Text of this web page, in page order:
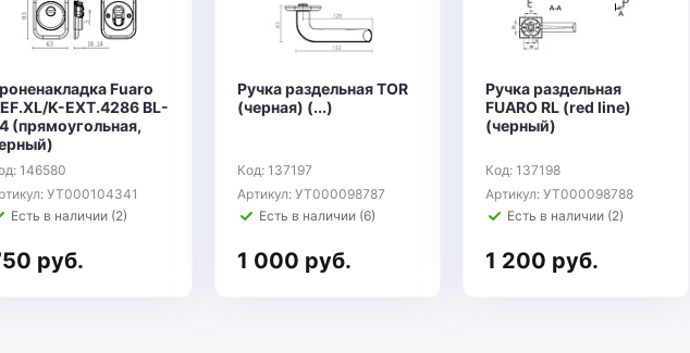
Fuaro
K-EXT.4286 BL-
(прямоугольная,
146580
УТ000104341
Есть в наличии (2)
руб.
Ручка раздельная TOR
(черная) (...)
Код: 137197
Артикул: УТ000098787
Есть в наличии (6)
1 000 руб.
Ручка раздельная
FUARO RL (red line)
(черный)
Код: 137198
Артикул: УТ000098788
Есть в наличии (2)
1 200 руб.